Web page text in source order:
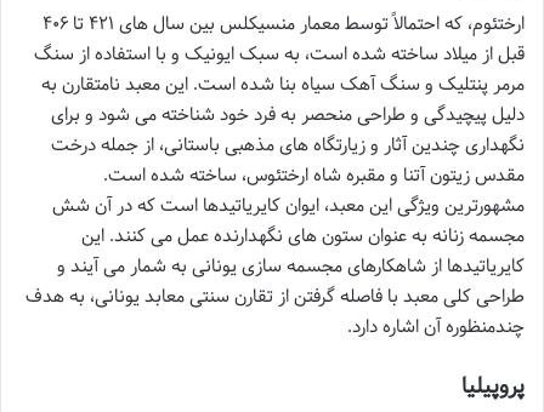
ارختئوم، که احتمالاً توسط معمار منسیکلس بین سال های ۴۲۱ تا ۴۰۶
قبل از میلاد ساخته شده است، به سبک ایونیک و با استفاده از سنگ
مرمر پنتلیک و سنگ آهک سیاه بنا شده است. این معبد نامتقارن به
دلیل پیچیدگی و طراحی منحصر به فرد خود شناخته می شود و برای
نگهداری چندین آثار و زیارتگاه های مذهبی باستانی، از جمله درخت
مقدس زیتون آتنا و مقبره شاه ارختئوس، ساخته شده است.
مشهورترین ویژگی این معبد، ایوان کایریاتیدها است که در آن شش
مجسمه زنانه به عنوان ستون های نگهدارنده عمل می کنند. این
کایریاتیدها از شاهکارهای مجسمه سازی یونانی به شمار می آیند و
طراحی کلی معبد با فاصله گرفتن از تقارن سنتی معابد یونانی، به هدف
چندمنظوره آن اشاره دارد.
پروپیلیا